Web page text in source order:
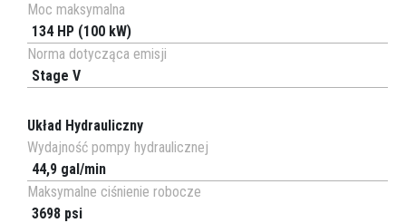
Moc maksymalna
134 HP (100 kW)
Norma dotycząca emisji
Stage V
Układ Hydrauliczny
Wydajność pompy hydraulicznej
44,9 gal/min
Maksymalne ciśnienie robocze
3698 psi